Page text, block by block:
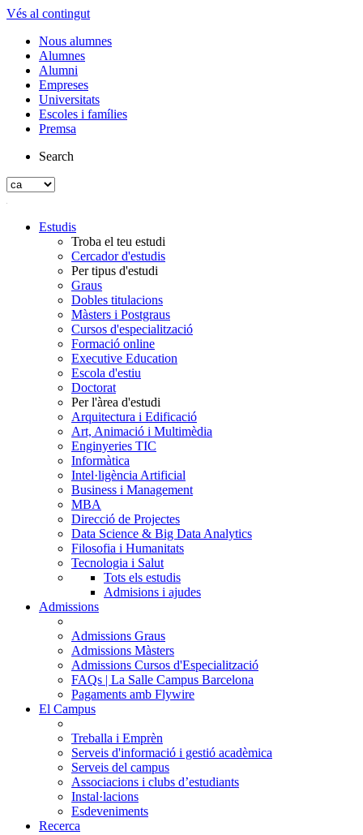
Vés al contingut
Nous alumnes
Alumnes
Alumni
Empreses
Universitats
Escoles i famílies
Premsa
Search
Estudis
Troba el teu estudi
Cercador d'estudis
Per tipus d'estudi
Graus
Dobles titulacions
Màsters i Postgraus
Cursos d'especialització
Formació online
Executive Education
Escola d'estiu
Doctorat
Per l'àrea d'estudi
Arquitectura i Edificació
Art, Animació i Multimèdia
Enginyeries TIC
Informàtica
Intel·ligència Artificial
Business i Management
MBA
Direcció de Projectes
Data Science & Big Data Analytics
Filosofia i Humanitats
Tecnologia i Salut
Tots els estudis
Admisions i ajudes
Admissions
Admissions Graus
Admissions Màsters
Admissions Cursos d'Especialització
FAQs | La Salle Campus Barcelona
Pagaments amb Flywire
El Campus
Treballa i Emprèn
Serveis d'informació i gestió acadèmica
Serveis del campus
Associacions i clubs d’estudiants
Instal·lacions
Esdeveniments
Recerca